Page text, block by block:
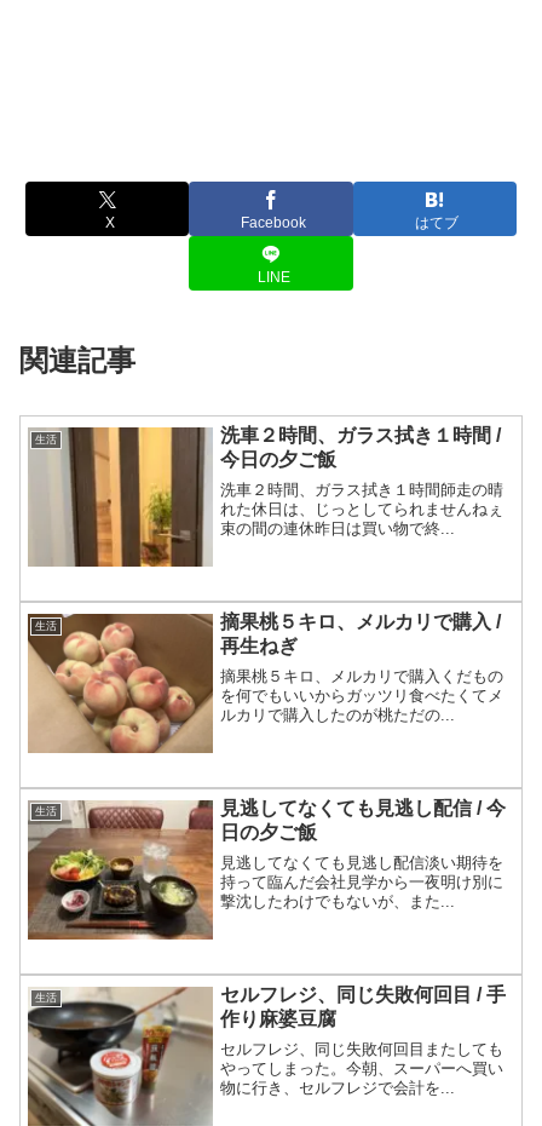
X Facebook はてブ
LINE
関連記事
生活
洗車２時間、ガラス拭き１時間 /
今日の夕ご飯
洗車２時間、ガラス拭き１時間師走の晴
れた休日は、じっとしてられませんねぇ
束の間の連休昨日は買い物で終...
生活
摘果桃５キロ、メルカリで購入 /
再生ねぎ
摘果桃５キロ、メルカリで購入くだもの
を何でもいいからガッツリ食べたくてメ
ルカリで購入したのが桃ただの...
生活
見逃してなくても見逃し配信 / 今
日の夕ご飯
見逃してなくても見逃し配信淡い期待を
持って臨んだ会社見学から一夜明け別に
撃沈したわけでもないが、また...
生活
セルフレジ、同じ失敗何回目 / 手
作り麻婆豆腐
セルフレジ、同じ失敗何回目またしても
やってしまった。今朝、スーパーへ買い
物に行き、セルフレジで会計を...